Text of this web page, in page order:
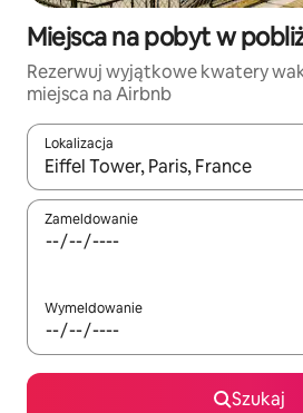
Miejsca na pobyt w
Rezerwuj wyjątkowe kwatery
miejsca na Airbnb
Lokalizacja
Gdy wyniki będą dostępne,
Zameldowanie
Wymeldowanie
Szukaj